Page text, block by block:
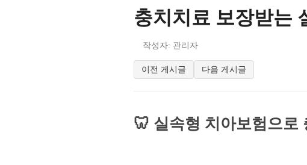
충치치료 보장받는
작성자: 관리자
이전 게시글 다음 게시글
🦷 실속형 치아보험으로